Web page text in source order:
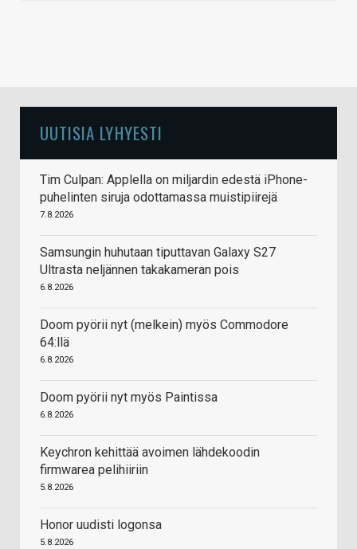
UUTISIA LYHYESTI
Tim Culpan: Applella on miljardin edestä iPhone-
puhelinten siruja odottamassa muistipiirejä
7.8.2026
Samsungin huhutaan tiputtavan Galaxy S27
Ultrasta neljännen takakameran pois
6.8.2026
Doom pyörii nyt (melkein) myös Commodore
64:llä
6.8.2026
Doom pyörii nyt myös Paintissa
6.8.2026
Keychron kehittää avoimen lähdekoodin
firmwarea pelihiiriin
5.8.2026
Honor uudisti logonsa
5.8.2026